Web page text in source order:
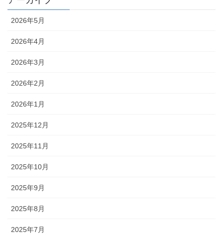
2026年5月
2026年4月
2026年3月
2026年2月
2026年1月
2025年12月
2025年11月
2025年10月
2025年9月
2025年8月
2025年7月